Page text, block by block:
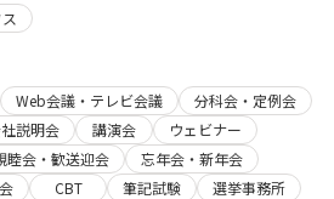
Web会議・テレビ会議
分科会・定例会
説明会 講演会
ウェビナー
睦会・歓送迎会
忘年会・新年会
CBT 筆記試験
選挙事務所